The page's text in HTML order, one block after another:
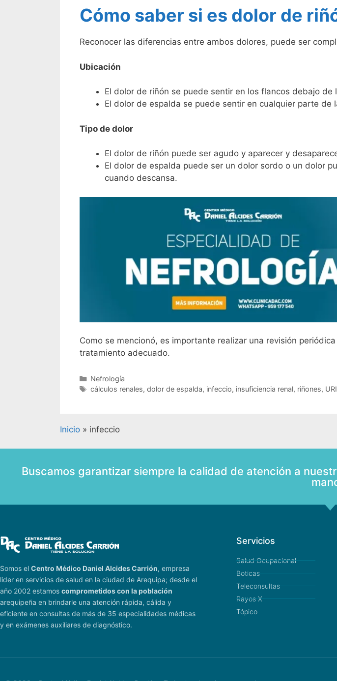
Cómo saber si es dolor de
Reconocer las diferencias entre ambos dolores, puede ser
Ubicación
El dolor de riñón se puede sentir en los flancos debajo
El dolor de espalda se puede sentir en cualquier parte
Tipo de dolor
El dolor de riñón puede ser agudo y aparecer y
El dolor de espalda puede ser un dolor sordo o un dolor
cuando descansa.
Como se mencionó, es importante realizar una revisión
tratamiento adecuado.
Nefrología
cálculos renales, dolor de espalda, infeccio, insuficiencia renal, riñones,
Inicio » infeccio
Buscamos garantizar siempre la calidad de atención a
Somos el Centro Médico Daniel Alcides Carrión, empresa
lider en servicios de salud en la ciudad de Arequipa; desde el
año 2002 estamos comprometidos con la población
arequipeña en brindarle una atención rápida, cálida y
eficiente en consultas de más de 35 especialidades médicas
y en exámenes auxiliares de diagnóstico.
Servicios
Salud Ocupacional
Boticas
Teleconsultas
Rayos X
Tópico